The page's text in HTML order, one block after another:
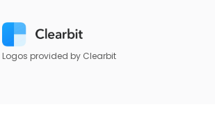
Logos provided by Clearbit